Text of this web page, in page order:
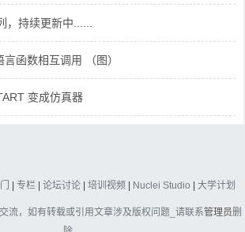
持续更新中......
函数相互调用 （图）
变成仿真器
| 专栏 | 论坛讨论 | 培训视频 | Nuclei Studio | 大学计划
流，如有转载或引用文章涉及版权问题_请联系管理员删